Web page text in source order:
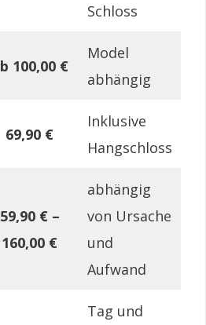
Schloss
100,00 €
Model
abhängig
69,90 €
Inklusive
Hangschloss
59,90 € –
160,00 €
abhängig
von Ursache
und
Aufwand
Tag und